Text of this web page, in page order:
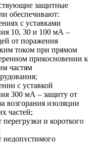
защитные
обеспечивают:
с уставками
10, 30 и 100 мА –
от поражения
током при прямом
прикосновении к
частям
с уставкой
300 мА – защиту от
возгорания изоляции
частей;
перегрузки и короткого
недопустимого